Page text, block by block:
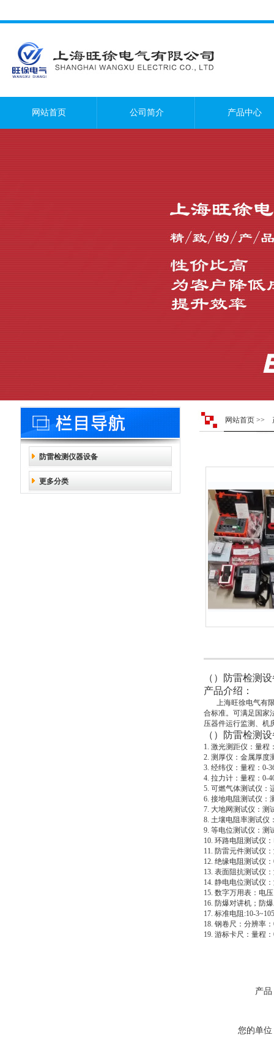
网站首页 公司简介 产品中心
防雷检测仪器设备
更多分类
网站首页 >>
（）防雷检测
产品介绍：
上海旺徐电气有限
合标准。可满足国家
压器件运行监测、机
（）防雷检测
1. 激光测距仪：量程
2. 测厚仪：金属厚度
3. 经纬仪：量程：0-
4. 拉力计：量程：0-
5. 可燃气体测试仪：
6. 接地电阻测试仪：
7. 大地网测试仪：测
8. 土壤电阻率测试仪
9. 等电位测试仪：测
10. 环路电阻测试仪
11. 防雷元件测试仪
12. 绝缘电阻测试仪
13. 表面阻抗测试仪
14. 静电电位测试仪
15. 数字万用表：电
16. 防爆对讲机；防
17. 标准电阻:10-
18. 钢卷尺：分辨率：
19. 游标卡尺：量程：
产品
您的单位